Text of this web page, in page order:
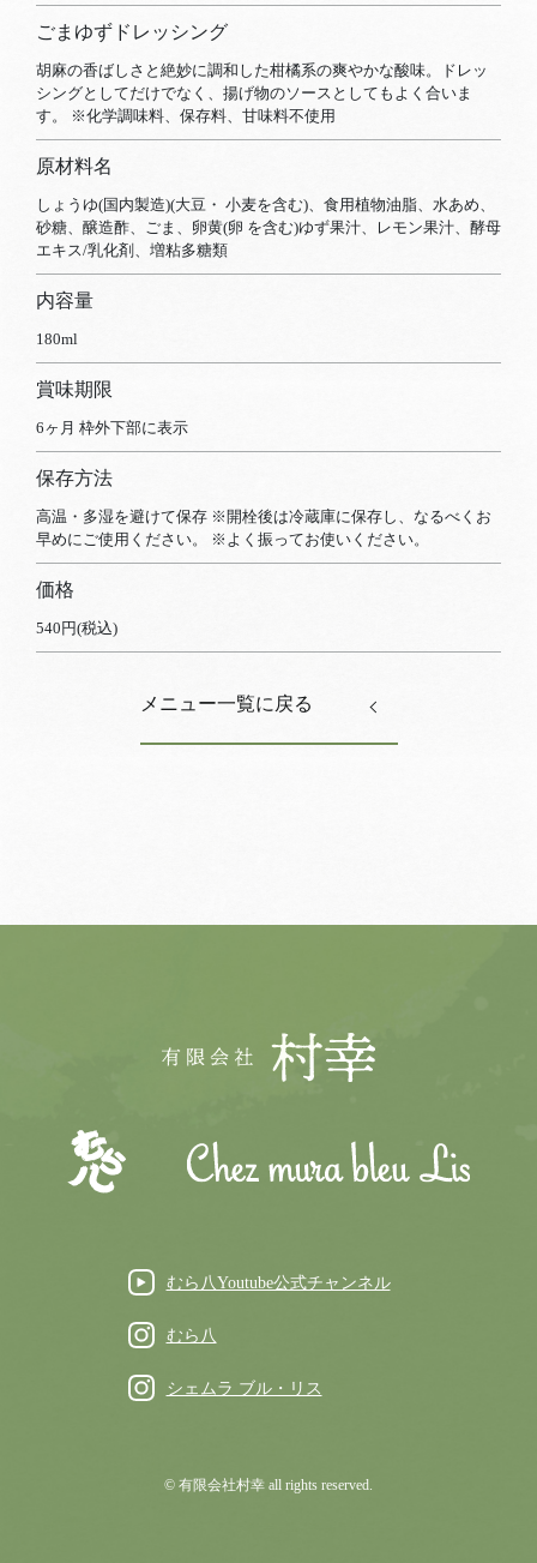
ごまゆずドレッシング
胡麻の香ばしさと絶妙に調和した柑橘系の爽やかな酸味。ドレッ
シングとしてだけでなく、揚げ物のソースとしてもよく合いま
す。 ※化学調味料、保存料、甘味料不使用
原材料名
しょうゆ(国内製造)(大豆・ 小麦を含む)、食用植物油脂、水あめ、
砂糖、醸造酢、ごま、卵黄(卵 を含む)ゆず果汁、レモン果汁、酵母
エキス/乳化剤、増粘多糖類
内容量
180ml
賞味期限
6ヶ月 枠外下部に表示
保存方法
高温・多湿を避けて保存 ※開栓後は冷蔵庫に保存し、なるべくお
早めにご使用ください。 ※よく振ってお使いください。
価格
540円(税込)
メニュー一覧に戻る
むら八Youtube公式チャンネル
むら八
シェムラ ブル・リス
© 有限会社村幸 all rights reserved.